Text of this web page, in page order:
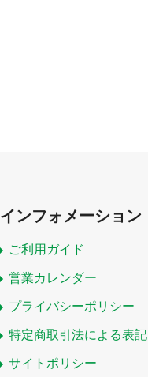
インフォメーション
ご利用ガイド
営業カレンダー
プライバシーポリシー
特定商取引法による表記
サイトポリシー